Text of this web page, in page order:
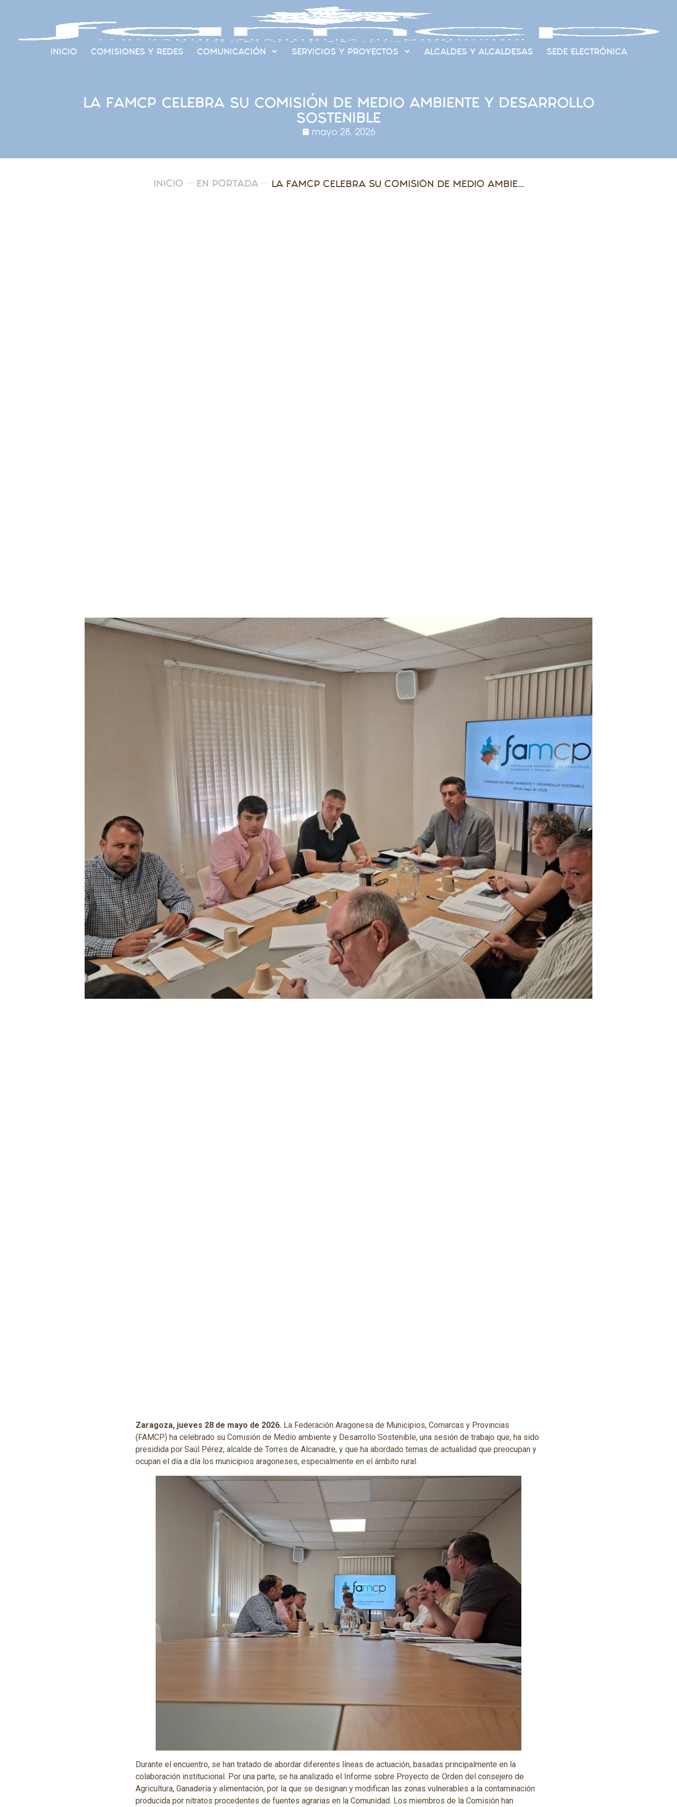
INICIO COMISIONES Y REDES COMUNICACIÓN SERVICIOS Y PROYECTOS ALCALDES Y ALCALDESAS SEDE ELECTRÓNICA
LA FAMCP CELEBRA SU COMISIÓN DE MEDIO AMBIENTE Y DESARROLLO
SOSTENIBLE
mayo 28, 2026
INICIO EN PORTADA LA FAMCP CELEBRA SU COMISIÓN DE MEDIO AMBIENTE Y DESARROLLO SOSTENIBLE
Zaragoza, jueves 28 de mayo de 2026. La Federación Aragonesa de Municipios, Comarcas y Provincias
(FAMCP) ha celebrado su Comisión de Medio ambiente y Desarrollo Sostenible, una sesión de trabajo que, ha sido
presidida por Saúl Pérez, alcalde de Torres de Alcanadre, y que ha abordado temas de actualidad que preocupan y
ocupan el día a día los municipios aragoneses, especialmente en el ámbito rural.
Durante el encuentro, se han tratado de abordar diferentes líneas de actuación, basadas principalmente en la
colaboración institucional. Por una parte, se ha analizado el Informe sobre Proyecto de Orden del consejero de
Agricultura, Ganadería y alimentación, por la que se designan y modifican las zonas vulnerables a la contaminación
producida por nitratos procedentes de fuentes agrarias en la Comunidad. Los miembros de la Comisión han